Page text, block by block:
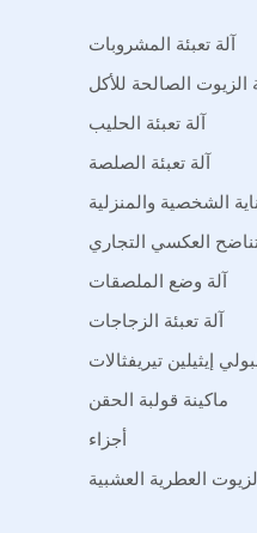
آلة تعبئة المشروبات
الزيوت الصالحة للأكل
آلة تعبئة الحليب
آلة تعبئة الصلصة
الشخصية والمنزلية
العكسي التجاري
آلة وضع الملصقات
آلة تعبئة الزجاجات
إيثيلين تيريفثالات
ماكينة قولبة الحقن
أجزاء
العطرية العشبية